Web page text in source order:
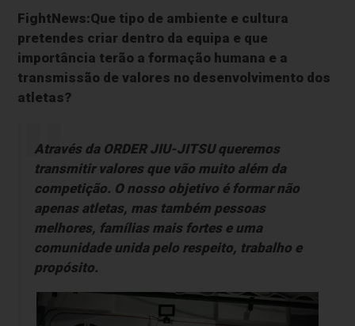
FightNews:Que tipo de ambiente e cultura
pretendes criar dentro da equipa e que
importância terão a formação humana e a
transmissão de valores no desenvolvimento dos
atletas?
Através da ORDER JIU-JITSU queremos
transmitir valores que vão muito além da
competição. O nosso objetivo é formar não
apenas atletas, mas também pessoas
melhores, famílias mais fortes e uma
comunidade unida pelo respeito, trabalho e
propósito.